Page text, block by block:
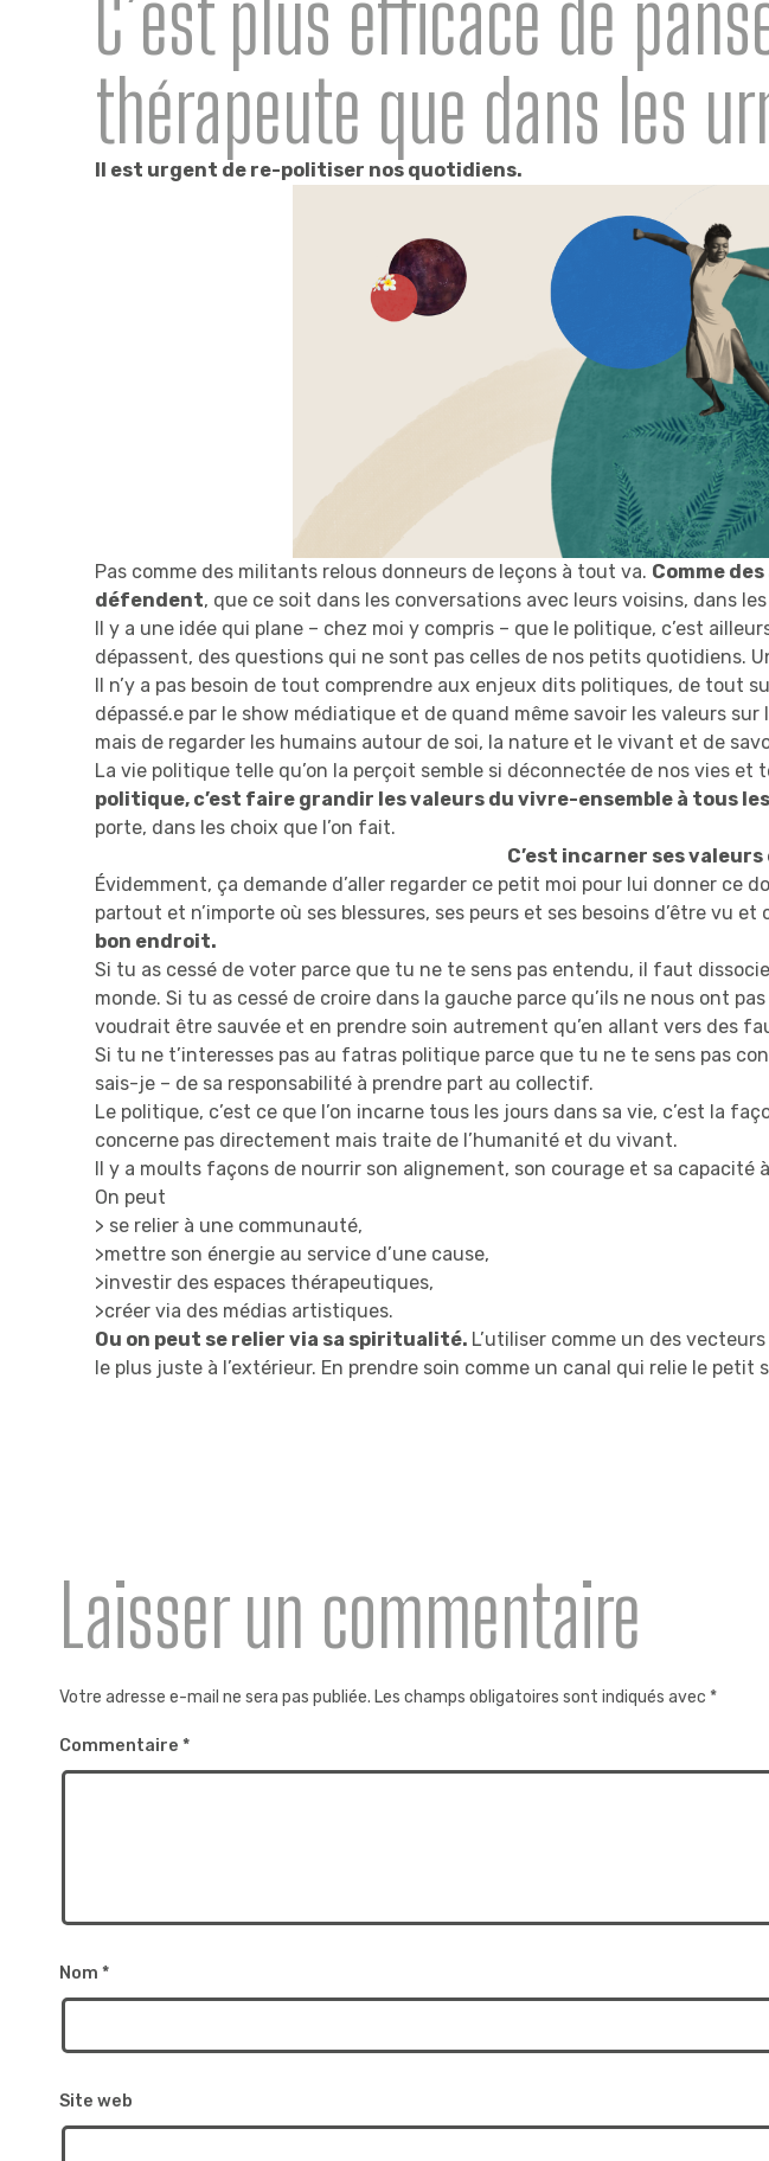
C’est plus efficace de
thérapeute que dans les
Il est urgent de re-politiser nos quotidiens.
Pas comme des militants relous donneurs de leçons à tout va. Comme
défendent, que ce soit dans les conversations avec leurs voisins, dans
Il y a une idée qui plane – chez moi y compris – que le politique, c’est
dépassent, des questions qui ne sont pas celles de nos petits quotidiens.
Il n’y a pas besoin de tout comprendre aux enjeux dits politiques, de tout
dépassé.e par le show médiatique et de quand même savoir les valeurs
mais de regarder les humains autour de soi, la nature et le vivant et de
La vie politique telle qu’on la perçoit semble si déconnectée de nos vies
politique, c’est faire grandir les valeurs du vivre-ensemble à tous
porte, dans les choix que l’on fait.
C’est incarner ses
Évidemment, ça demande d’aller regarder ce petit moi pour lui donner ce
partout et n’importe où ses blessures, ses peurs et ses besoins d’être vu et
bon endroit.
Si tu as cessé de voter parce que tu ne te sens pas entendu, il faut
monde. Si tu as cessé de croire dans la gauche parce qu’ils ne nous ont
voudrait être sauvée et en prendre soin autrement qu’en allant vers des
Si tu ne t’interesses pas au fatras politique parce que tu ne te sens pas
sais-je – de sa responsabilité à prendre part au collectif.
Le politique, c’est ce que l’on incarne tous les jours dans sa vie, c’est la
concerne pas directement mais traite de l’humanité et du vivant.
Il y a moults façons de nourrir son alignement, son courage et sa capacité
On peut
> se relier à une communauté,
>mettre son énergie au service d’une cause,
>investir des espaces thérapeutiques,
>créer via des médias artistiques.
Ou on peut se relier via sa spiritualité. L’utiliser comme un des
le plus juste à l’extérieur. En prendre soin comme un canal qui relie le
Laisser un commentaire
Votre adresse e-mail ne sera pas publiée. Les champs obligatoires sont indiqués avec *
Commentaire *
Nom *
Site web